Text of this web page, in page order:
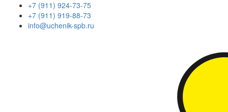
+7 (911) 924-73-75
+7 (911) 919-88-73
info@uchenik-spb.ru